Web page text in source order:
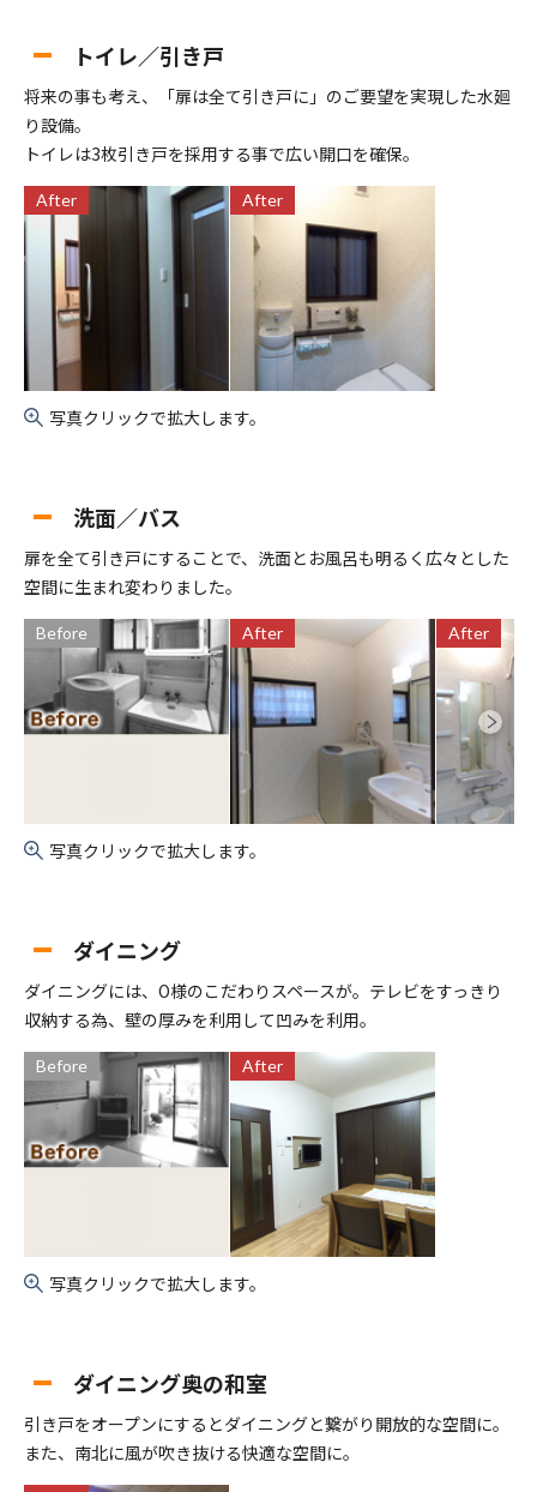
トイレ／引き戸
将来の事も考え、「扉は全て引き戸に」のご要望を実現した水廻
り設備。
トイレは3枚引き戸を採用する事で広い開口を確保。
After After
写真クリックで拡大します。
洗面／バス
扉を全て引き戸にすることで、洗面とお風呂も明るく広々とした
空間に生まれ変わりました。
Before After After
写真クリックで拡大します。
ダイニング
ダイニングには、O様のこだわりスペースが。テレビをすっきり
収納する為、壁の厚みを利用して凹みを利用。
Before After
写真クリックで拡大します。
ダイニング奥の和室
引き戸をオープンにするとダイニングと繋がり開放的な空間に。
また、南北に風が吹き抜ける快適な空間に。